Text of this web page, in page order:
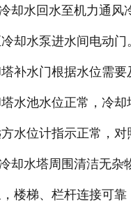
水回水至机力通风
却水泵进水间电动门
水门根据水位需要
水池水位正常，冷
水位计指示正常，对
水塔周围清洁无杂
楼梯、栏杆连接可靠